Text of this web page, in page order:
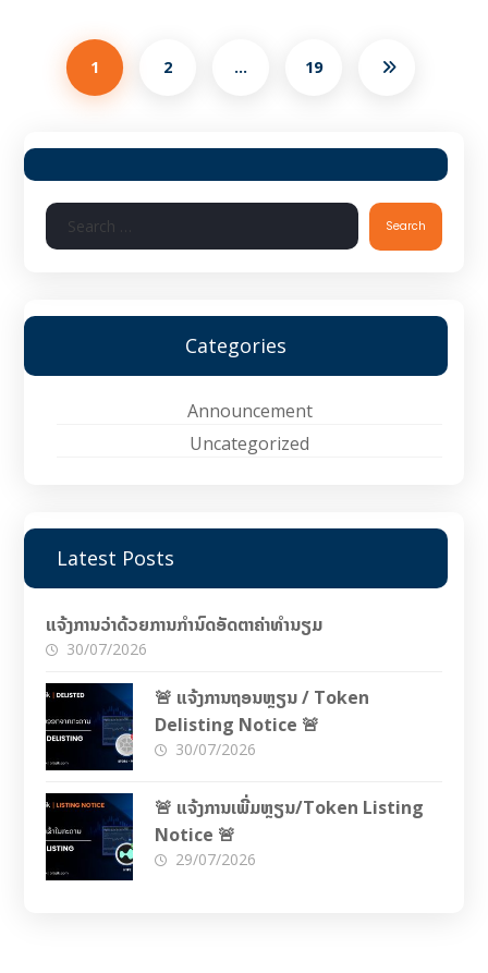
1 2 … 19
Search
Categories
Announcement
Uncategorized
Latest Posts
ແຈ້ງການວ່າດ້ວຍການກຳນົດອັດຕາຄ່າທຳນຽມ
30/07/2026
🚨 ແຈ້ງການຖອນຫຼຽນ / Token
Delisting Notice 🚨
30/07/2026
🚨 ແຈ້ງການເພີ່ມຫຼຽນ/Token Listing
Notice 🚨
29/07/2026